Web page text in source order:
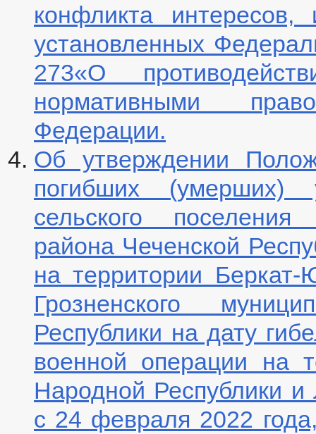
конфликта интересов,
установленных
273«О
нормативными
Федерации.
Об утверждении
погибших (умерших)
сельского поселения
района Чеченской
на территории Беркат-
Грозненского
Республики на дату
военной операции на
Народной Республики и
с 24 февраля 2022